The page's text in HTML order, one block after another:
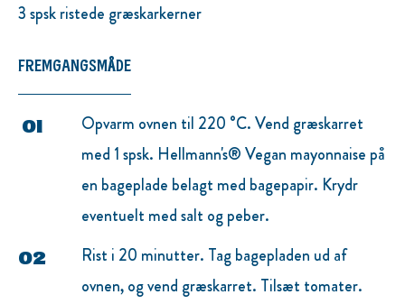
3 spsk ristede græskarkerner
FREMGANGSMÅDE
Opvarm ovnen til 220 °C. Vend græskarret
med 1 spsk. Hellmann's® Vegan mayonnaise på
en bageplade belagt med bagepapir. Krydr
eventuelt med salt og peber.
Rist i 20 minutter. Tag bagepladen ud af
ovnen, og vend græskarret. Tilsæt tomater.